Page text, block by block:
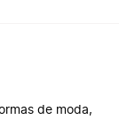
de moda,